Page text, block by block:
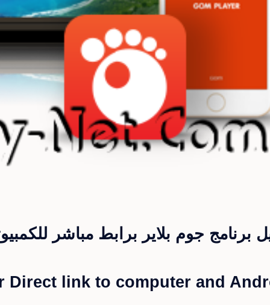
برنامج جوم بلاير برابط مباشر
Direct link to computer and